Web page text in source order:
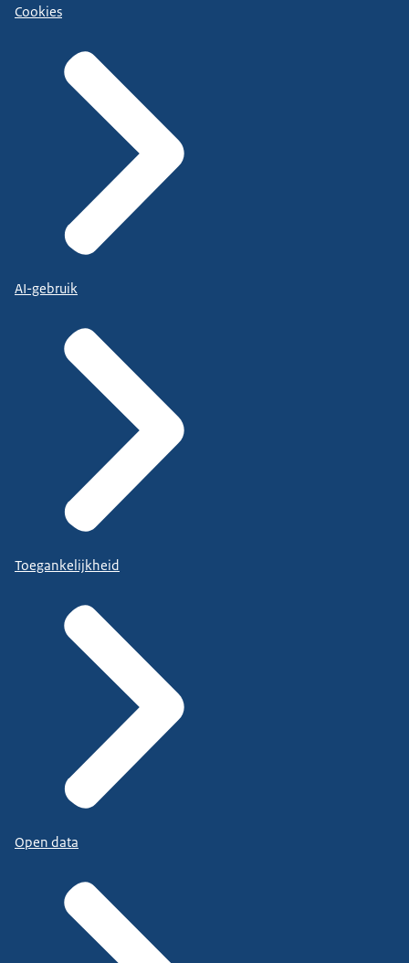
Cookies
AI-gebruik
Toegankelijkheid
Open data